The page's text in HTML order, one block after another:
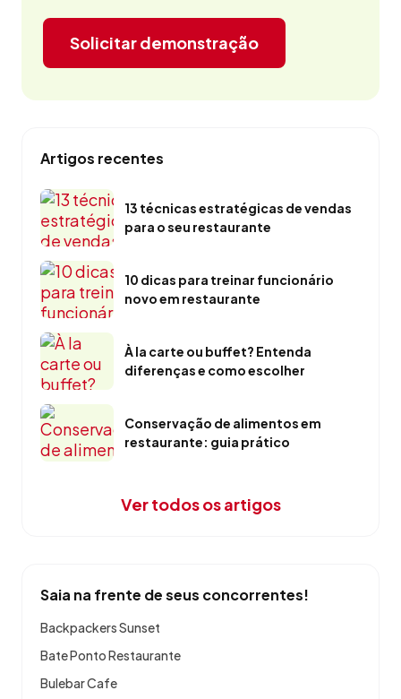
Solicitar demonstração
Artigos recentes
13 técnicas estratégicas de vendas
para o seu restaurante
10 dicas para treinar funcionário
novo em restaurante
À la carte ou buffet? Entenda
diferenças e como escolher
Conservação de alimentos em
restaurante: guia prático
Ver todos os artigos
Saia na frente de seus concorrentes!
Backpackers Sunset
Bate Ponto Restaurante
Bulebar Cafe